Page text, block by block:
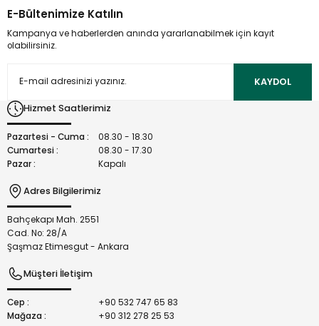
kullanarak tarafımıza iletebilirsiniz.
Görüş ve önerileriniz için teşekkür ederiz.
Ürün açıklamasında eksik bilgiler bulunuyor.
Bu ürüne benzer farklı alternatifler olmalı.
E-Bültenimize Katılın
Kampanya ve haberlerden anında yararlanabilmek için kayıt
olabilirsiniz.
KAYDOL
Hizmet Saatlerimiz
Pazartesi - Cuma :
08.30 - 18.30
Cumartesi :
08.30 - 17.30
Pazar :
Kapalı
Adres Bilgilerimiz
Bahçekapı Mah. 2551
Cad. No: 28/A
Şaşmaz Etimesgut - Ankara
Müşteri İletişim
Cep :
+90 532 747 65 83
Mağaza :
+90 312 278 25 53